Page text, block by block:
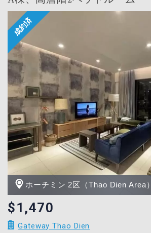
ホーチミン 2区（Thao Dien Area）
$1,470
Gateway Thao Dien